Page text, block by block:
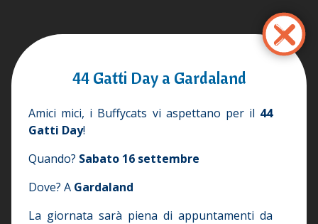
44 Gatti Day a Gardaland
Amici mici, i Buffycats vi aspettano per il 44
Gatti Day!
Quando? Sabato 16 settembre
Dove? A Gardaland
La giornata sarà piena di appuntamenti da